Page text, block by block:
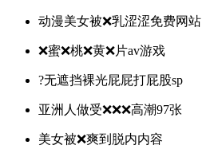
动漫美女被❌乳涩涩免费网站
❌蜜❌桃❌黄❌片av游戏
?无遮挡裸光屁屁打屁股sp
亚洲人做受❌❌❌高潮97张
美女被❌爽到脱内内容